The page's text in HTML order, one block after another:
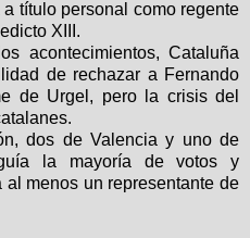
título personal como regente
XIII.
acontecimientos, Cataluña
de rechazar a Fernando
de Urgel, pero la crisis del
dos de Valencia y uno de
la mayoría de votos y
menos un representante de